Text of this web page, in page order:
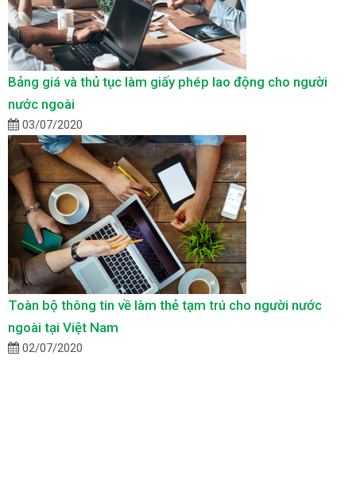
Bảng giá và thủ tục làm giấy phép lao động cho người
nước ngoài
03/07/2020
Toàn bộ thông tin về làm thẻ tạm trú cho người nước
ngoài tại Việt Nam
02/07/2020